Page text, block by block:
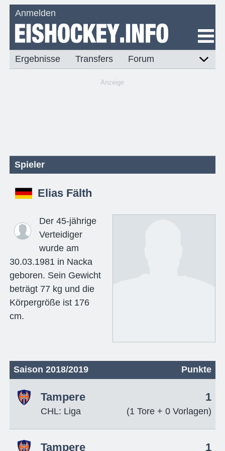
Anmelden
Ergebnisse Transfers Forum
Anzeige
Spieler
Elias Fälth
Der 45-jährige
Verteidiger
wurde am
30.03.1981 in Nacka
geboren. Sein Gewicht
beträgt 77 kg und die
Körpergröße ist 176
cm.
Saison 2018/2019 Punkte
Tampere
CHL: Liga
1
(1 Tore + 0 Vorlagen)
Tampere 1